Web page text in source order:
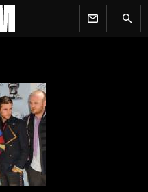
newsletter search